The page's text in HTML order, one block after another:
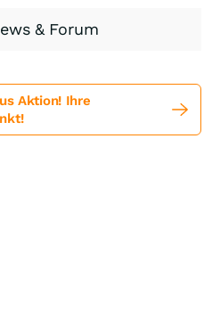
& Forum
Aktion! Ihre